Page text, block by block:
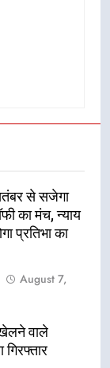
से सजेगा
का मंच, न्याय
प्रतिभा का
August 7,
वाले